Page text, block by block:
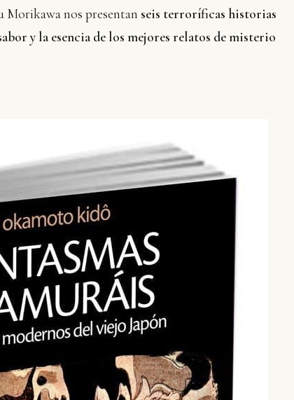
nos presentan seis terroríficas historias
y la esencia de los mejores relatos de misterio